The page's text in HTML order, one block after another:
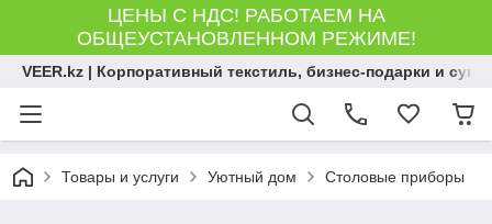
ЦЕНЫ С НДС! РАБОТАЕМ НА
ОБЩЕУСТАНОВЛЕННОМ РЕЖИМЕ!
VEER.kz | Корпоративный текстиль, бизнес-подарки и
Товары и услуги Уютный дом Столовые приборы